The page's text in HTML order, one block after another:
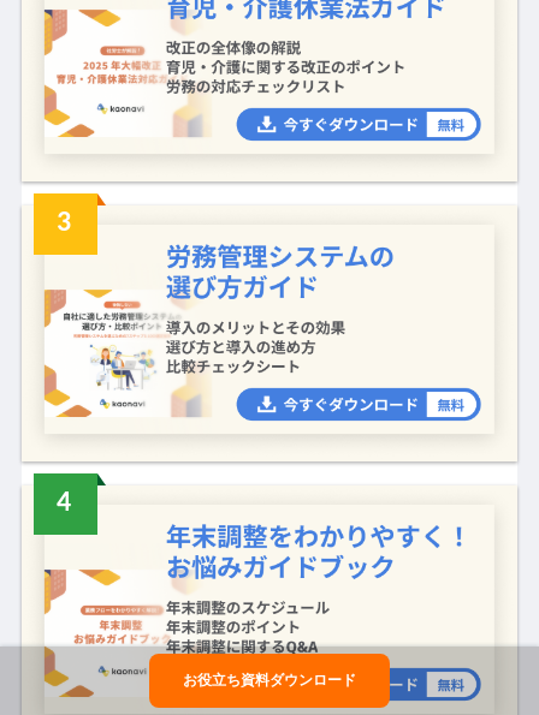
お役立ち資料ダウンロード